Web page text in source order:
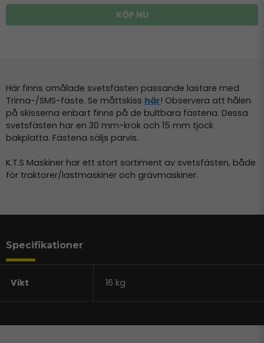
KÖP NU
Här finns omålade svetsfästen passande lastare med
Trima-/SMS-fäste. Se måttskiss här! Observera att hålen
på skisserna enbart finns på de bultbara fästena. Dessa
svetsfästen har en 30 mm-krok och 15 mm tjock
bakplatta. Fästena säljs parvis.
K.T.S Maskiner har ett stort sortiment av svetsfästen, både
för traktorer/lastmaskiner och grävmaskiner.
Specifikationer
Vikt 16 kg